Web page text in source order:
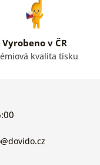
Vyrobeno v ČR
kvalita tisku